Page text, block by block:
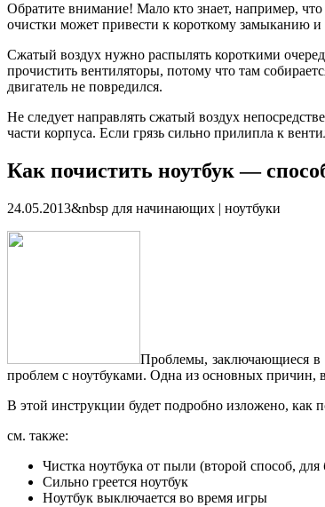
Обратите внимание! Мало кто знает, например,
очистки может привести к короткому замыканию
Сжатый воздух нужно распылять короткими
прочистить вентиляторы, потому что там
двигатель не повредился.
Не следует направлять сжатый воздух
части корпуса. Если грязь сильно прилипла к
Как почистить ноутбук —
24.05.2013&nbsp для начинающих | ноутбуки
Проблемы, заключающиеся в
проблем с ноутбуками. Одна из основных причин,
В этой инструкции будет подробно изложено, как
см. также:
Чистка ноутбука от пыли (второй способ,
Сильно греется ноутбук
Ноутбук выключается во время игры